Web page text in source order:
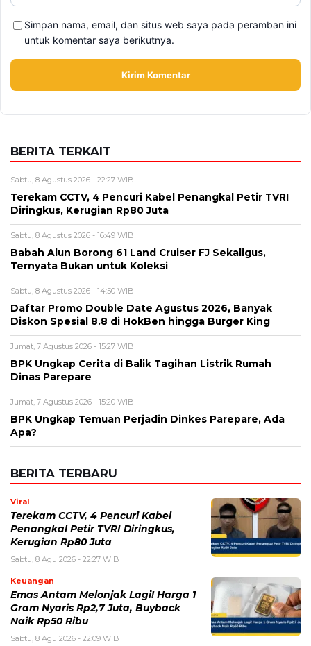
Simpan nama, email, dan situs web saya pada peramban ini
untuk komentar saya berikutnya.
BERITA TERKAIT
Sabtu, 8 Agustus 2026 - 22:27 WIB
Terekam CCTV, 4 Pencuri Kabel Penangkal Petir TVRI
Diringkus, Kerugian Rp80 Juta
Sabtu, 8 Agustus 2026 - 16:49 WIB
Babah Alun Borong 61 Land Cruiser FJ Sekaligus,
Ternyata Bukan untuk Koleksi
Sabtu, 8 Agustus 2026 - 14:50 WIB
Daftar Promo Double Date Agustus 2026, Banyak
Diskon Spesial 8.8 di HokBen hingga Burger King ‎
Jumat, 7 Agustus 2026 - 15:27 WIB
BPK Ungkap Cerita di Balik Tagihan Listrik Rumah
Dinas Parepare
Jumat, 7 Agustus 2026 - 15:20 WIB
BPK Ungkap Temuan Perjadin Dinkes Parepare, Ada
Apa?
BERITA TERBARU
Viral
Terekam CCTV, 4 Pencuri Kabel
Penangkal Petir TVRI Diringkus,
Kerugian Rp80 Juta
Sabtu, 8 Agu 2026 - 22:27 WIB
Keuangan
Emas Antam Melonjak Lagi! Harga 1
Gram Nyaris Rp2,7 Juta, Buyback
Naik Rp50 Ribu
Sabtu, 8 Agu 2026 - 22:09 WIB